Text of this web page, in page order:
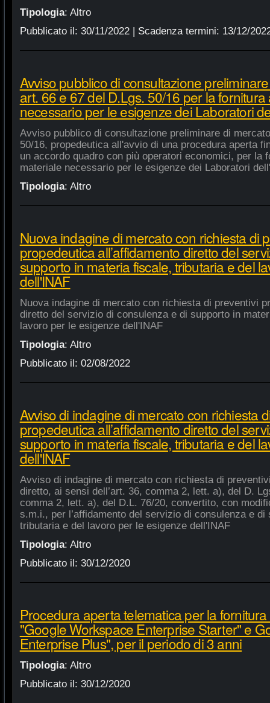
Tipologia: Altro
Pubblicato il: 30/11/2022| Scadenza termini: 13/12/
Avviso pubblico di consultazione
art. 66 e 67 del D.Lgs. 50/16 per la
necessario per le esigenze dei Laboratori
Avviso pubblico di consultazione preliminare di
50/16, propedeutica all'avvio di una procedura aperta
un accordo quadro con più operatori economici, per la
materiale necessario per le esigenze dei Laboratori
Tipologia: Altro
Nuova indagine di mercato con richiesta di
propedeutica all’affidamento diretto del
supporto in materia fiscale, tributaria e del
dell'INAF
Nuova indagine di mercato con richiesta di preventivi
diretto del servizio di consulenza e di supporto in
lavoro per le esigenze dell'INAF
Tipologia: Altro
Pubblicato il: 02/08/2022
Avviso di indagine di mercato con richiesta
propedeutica all’affidamento diretto del
supporto in materia fiscale, tributaria e del
dell'INAF
Avviso di indagine di mercato con richiesta di
diretto, ai sensi dell’art. 36, comma 2, lett. a), del D.
comma 2, lett. a), del D.L. 76/20, convertito, con
s.m.i., per l’affidamento del servizio di consulenza e
tributaria e del lavoro per le esigenze dell'INAF
Tipologia: Altro
Pubblicato il: 30/12/2020
Procedura aperta telematica per la
"Google Workspace Enterprise Starter" e
Enterprise Plus", per il periodo di 3 anni
Tipologia: Altro
Pubblicato il: 30/12/2020